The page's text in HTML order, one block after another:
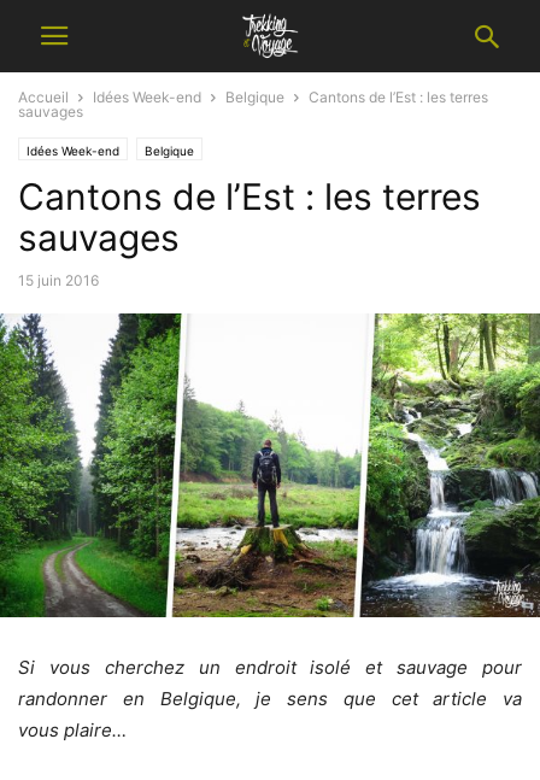
Accueil Idées Week-end Belgique
Cantons de l’Est : les terres
sauvages
Idées Week-end Belgique
Cantons de l’Est : les terres
sauvages
15 juin 2016
Si vous cherchez un endroit isolé et sauvage pour
randonner en Belgique, je sens que cet article va
vous plaire…